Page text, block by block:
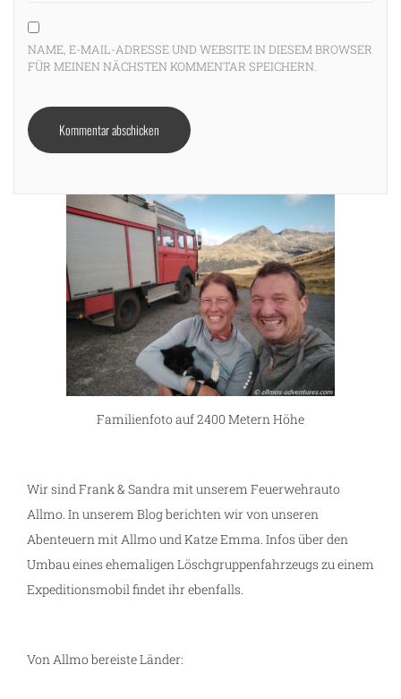
NAME, E-MAIL-ADRESSE UND WEBSITE IN DIESEM BROWSER
FÜR MEINEN NÄCHSTEN KOMMENTAR SPEICHERN.
Familienfoto auf 2400 Metern Höhe
Wir sind Frank & Sandra mit unserem Feuerwehrauto
Allmo. In unserem Blog berichten wir von unseren
Abenteuern mit Allmo und Katze Emma. Infos über den
Umbau eines ehemaligen Löschgruppenfahrzeugs zu einem
Expeditionsmobil findet ihr ebenfalls.
Von Allmo bereiste Länder: